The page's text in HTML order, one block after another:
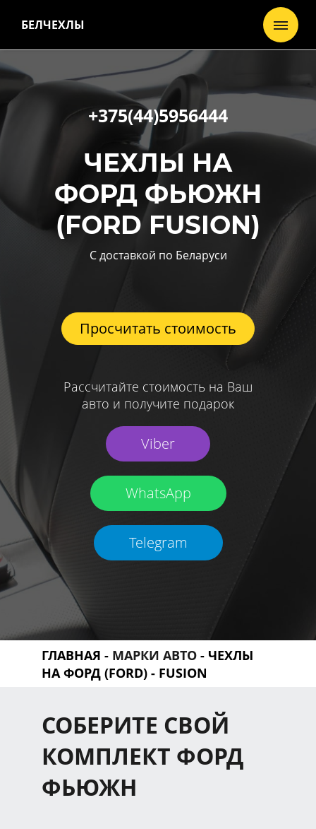
БЕЛЧЕХЛЫ
+375(44)5956444
ЧЕХЛЫ НА
ФОРД ФЬЮЖН
(FORD FUSION)
С доставкой по Беларуси
Просчитать стоимость
Рассчитайте стоимость на Ваш
авто и получите подарок
Viber
WhatsApp
Telegram
ГЛАВНАЯ - МАРКИ АВТО - ЧЕХЛЫ
НА ФОРД (FORD) - FUSION
СОБЕРИТЕ СВОЙ
КОМПЛЕКТ ФОРД
ФЬЮЖН